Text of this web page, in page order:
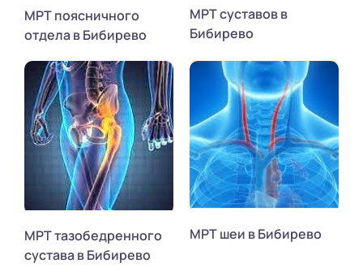
МРТ поясничного
отдела в Бибирево
МРТ суставов в
Бибирево
МРТ тазобедренного
сустава в Бибирево
МРТ шеи в Бибирево